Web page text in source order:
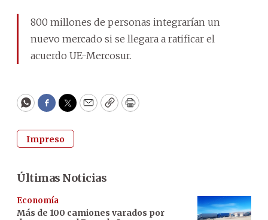
800 millones de personas integrarían un
nuevo mercado si se llegara a ratificar el
acuerdo UE-Mercosur.
WhatsApp
Facebook
Twitter
EmailCopyPrint
Impreso
Últimas Noticias
Economía
Más de 100 camiones varados por